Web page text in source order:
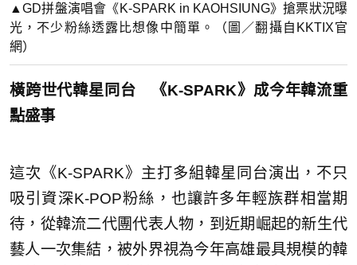
▲GD拼盤演唱會《K-SPARK in KAOHSIUNG》搶票狀況曝
光，不少粉絲透露比想像中簡單。（圖／翻攝自KKTIX官
網）
橫跨世代韓星同台 《K-SPARK》成今年韓流重
點盛事
這次《K-SPARK》主打多組韓星同台演出，不只
吸引資深K-POP粉絲，也讓許多年輕族群相當期
待，從韓流二代團代表人物，到近期崛起的新生代
藝人一次集結，被外界視為今年高雄最具規模的韓